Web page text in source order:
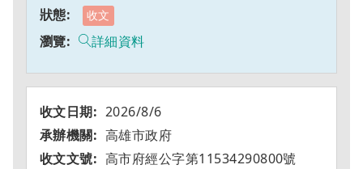
收文
詳細資料
2026/8/6
高雄市政府
高市府經公字第11534290800號